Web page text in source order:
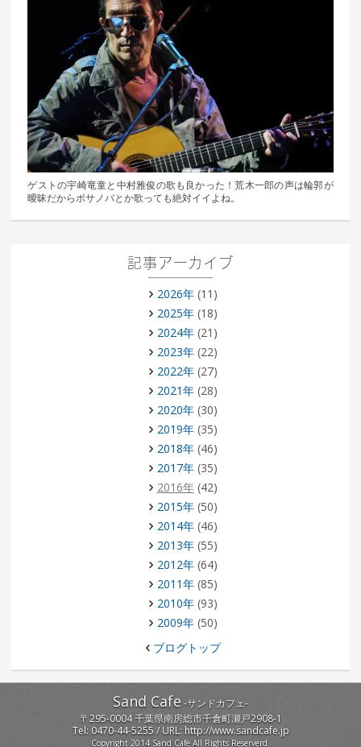
ゲストの宇崎竜童と中村雅俊の歌も良かった！荒木一郎の声は輪郭が
曖昧だからボサノバとか歌っても絶対イイよね。
記事アーカイブ
2026年(11)
2025年(18)
2024年(21)
2023年(22)
2022年(27)
2021年(28)
2020年(30)
2019年(35)
2018年(46)
2017年(35)
2016年(42)
2015年(50)
2014年(46)
2013年(55)
2012年(64)
2011年(85)
2010年(93)
2009年(50)
ブログトップ
Sand Cafe-サンドカフェ-
〒295-0004 千葉県南房総市千倉町瀬戸2908-1
Tel: 0470-44-5255 / URL: http://www.sandcafe.jp
Copyright 2014 Sand Cafe All Rights Reserverd.